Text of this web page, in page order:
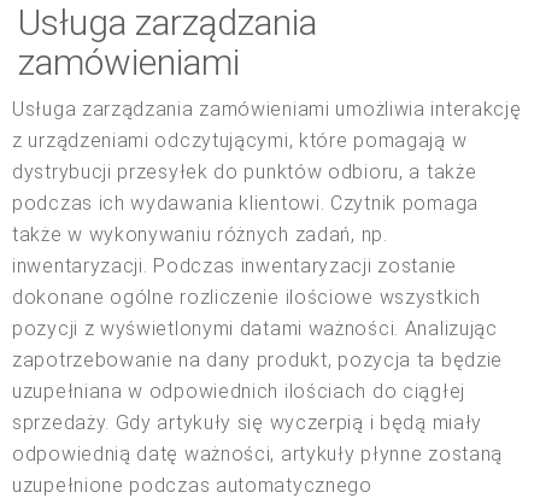
Usługa zarządzania
zamówieniami
Usługa zarządzania zamówieniami umożliwia interakcję
z urządzeniami odczytującymi, które pomagają w
dystrybucji przesyłek do punktów odbioru, a także
podczas ich wydawania klientowi. Czytnik pomaga
także w wykonywaniu różnych zadań, np.
inwentaryzacji. Podczas inwentaryzacji zostanie
dokonane ogólne rozliczenie ilościowe wszystkich
pozycji z wyświetlonymi datami ważności. Analizując
zapotrzebowanie na dany produkt, pozycja ta będzie
uzupełniana w odpowiednich ilościach do ciągłej
sprzedaży. Gdy artykuły się wyczerpią i będą miały
odpowiednią datę ważności, artykuły płynne zostaną
uzupełnione podczas automatycznego